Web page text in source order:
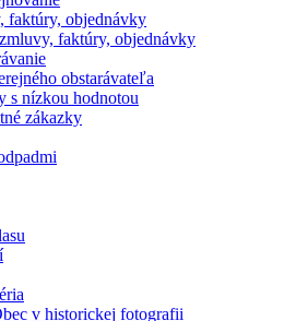
faktúry, objednávky
faktúry, objednávky
obstarávateľa
s nízkou hodnotou
zákazky
v historickej fotografii